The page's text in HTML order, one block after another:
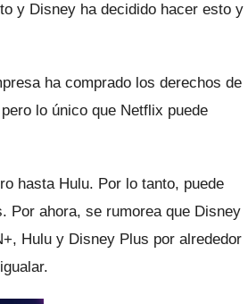
y Disney ha decidido hacer esto y
ha comprado los derechos de
lo único que Netflix puede
hasta Hulu. Por lo tanto, puede
Por ahora, se rumorea que Disney
Hulu y Disney Plus por alrededor